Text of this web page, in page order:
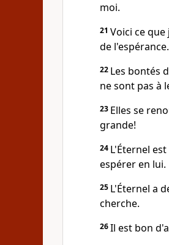
moi.
21 Voici ce
de l'espérance.
22 Les bontés
ne sont pas à
23 Elles se
grande!
24 L'Éternel
espérer en lui.
25 L'Éternel a
cherche.
26Il est bon